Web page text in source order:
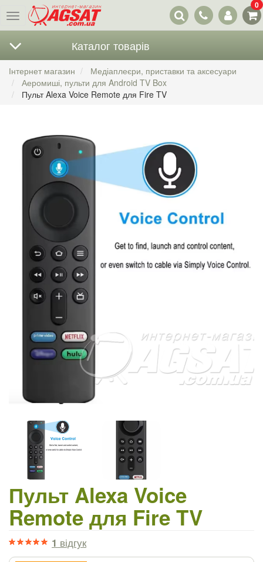
Меню
Наші
контакти
0
Каталог товарів
Інтернет магазин
Медіаплеєри, приставки та аксесуари
Аеромиші, пульти для Android TV Box
Пульт Alexa Voice Remote для Fire TV
Пульт Alexa Voice
Remote для Fire TV
1 відгук